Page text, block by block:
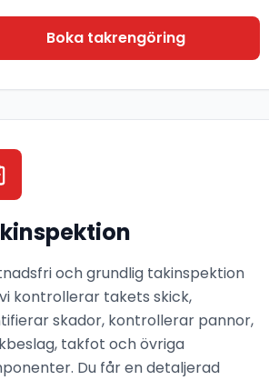
Boka takrengöring
och grundlig takinspektion
kontrollerar takets skick,
skador, kontrollerar pannor,
takfot och övriga
Du får en detaljerad